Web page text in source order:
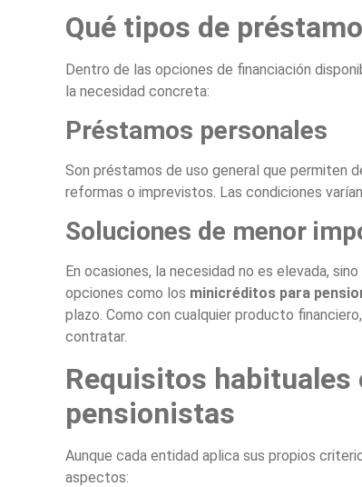
Qué tipos de
Dentro de las opciones de financiación
la necesidad concreta:
Préstamos personales
Son préstamos de uso general que permiten
reformas o imprevistos. Las condiciones
Soluciones de menor
En ocasiones, la necesidad no es elevada,
opciones como los minicréditos para
plazo. Como con cualquier producto
contratar.
Requisitos habituales
pensionistas
Aunque cada entidad aplica sus propios
aspectos: